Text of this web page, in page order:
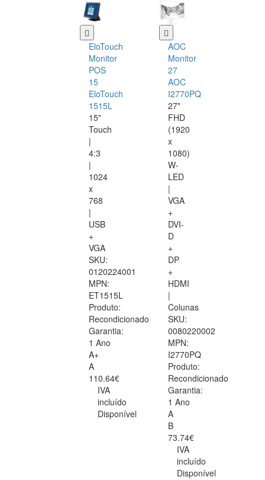
EloTouch
Monitor
POS
15
EloTouch
1515L
15"
Touch
|
4:3
|
1024
x
768
|
USB
+
VGA
SKU:
0120224001
MPN:
ET1515L
Produto:
Recondicionado
Garantia:
1 Ano
A+
A
110.64€
IVA
incluído
Disponível
AOC
Monitor
27
AOC
I2770PQ
27"
FHD
(1920
x
1080)
W-
LED
|
VGA
+
DVI-
D
+
DP
+
HDMI
|
Colunas
SKU:
0080220002
MPN:
I2770PQ
Produto:
Recondicionado
Garantia:
1 Ano
A
B
73.74€
IVA
incluído
Disponível